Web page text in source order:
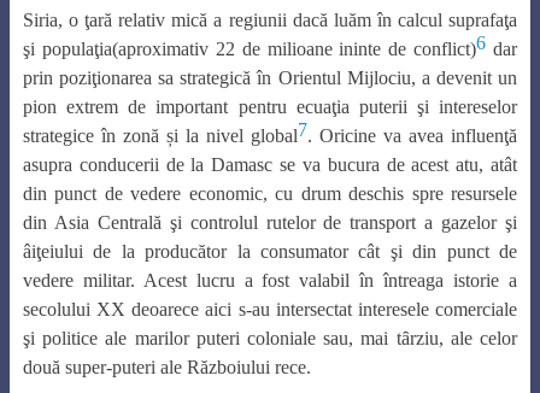
Siria, o ţară relativ mică a regiunii dacă luăm în calcul suprafaţa
şi populaţia(aproximativ 22 de milioane ininte de conflict)6 dar
prin poziţionarea sa strategică în Orientul Mijlociu, a devenit un
pion extrem de important pentru ecuaţia puterii şi intereselor
strategice în zonă și la nivel global7. Oricine va avea influenţă
asupra conducerii de la Damasc se va bucura de acest atu, atât
din punct de vedere economic, cu drum deschis spre resursele
din Asia Centrală şi controlul rutelor de transport a gazelor şi
âiţeiului de la producător la consumator cât şi din punct de
vedere militar. Acest lucru a fost valabil în întreaga istorie a
secolului XX deoarece aici s-au intersectat interesele comerciale
şi politice ale marilor puteri coloniale sau, mai tȃrziu, ale celor
două super-puteri ale Războiului rece.